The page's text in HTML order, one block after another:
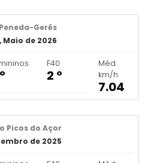
Gerês
Maio de 2026
F40
2 º
Méd.
km/h
7.04
Picos do Açor
de 2025